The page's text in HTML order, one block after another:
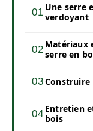
Une serre
verdoyant
Matériaux
serre en
Construire
Entretien
bois